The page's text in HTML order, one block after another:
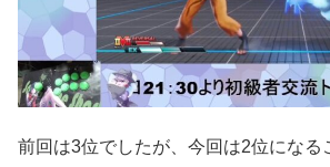
前回は3位でしたが、今回は2位になる